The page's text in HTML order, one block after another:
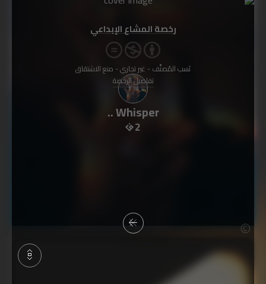
Whisper ..
2
رخصة المشاع الإبداعي
نَسب المُصنَّف - غير تجاري - منع الاشتقاق
تفاصيل الرخصة